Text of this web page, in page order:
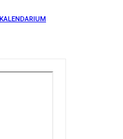
KALENDARIUM